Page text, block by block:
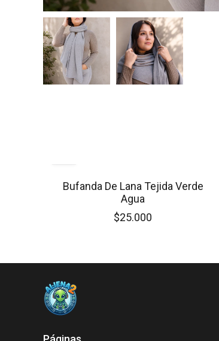
Bufanda De Lana Tejida Verde
Agua
$25.000